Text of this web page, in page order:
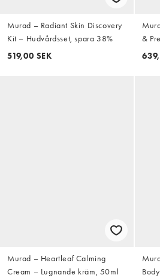
Murad – Radiant Skin Discovery
Kit – Hudvårdsset, spara 38%
519,00 SEK
&
Murad – Heartleaf Calming
Cream – Lugnande kräm, 50ml